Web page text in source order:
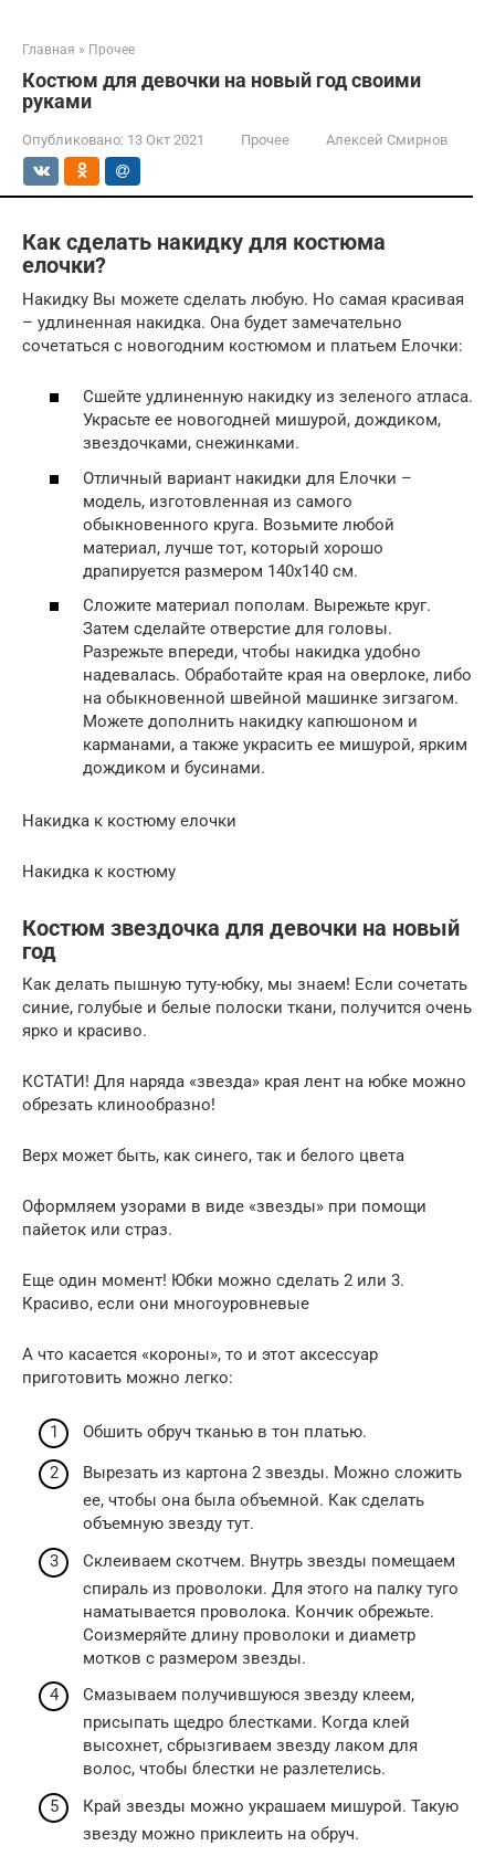
Главная » Прочее
Костюм для девочки на новый год своими
руками
Опубликовано: 13 Окт 2021 Прочее Алексей Смирнов
Как сделать накидку для костюма
елочки?
Накидку Вы можете сделать любую. Но самая красивая
– удлиненная накидка. Она будет замечательно
сочетаться с новогодним костюмом и платьем Елочки:
Сшейте удлиненную накидку из зеленого атласа.
Украсьте ее новогодней мишурой, дождиком,
звездочками, снежинками.
Отличный вариант накидки для Елочки –
модель, изготовленная из самого
обыкновенного круга. Возьмите любой
материал, лучше тот, который хорошо
драпируется размером 140х140 см.
Сложите материал пополам. Вырежьте круг.
Затем сделайте отверстие для головы.
Разрежьте впереди, чтобы накидка удобно
надевалась. Обработайте края на оверлоке, либо
на обыкновенной швейной машинке зигзагом.
Можете дополнить накидку капюшоном и
карманами, а также украсить ее мишурой, ярким
дождиком и бусинами.
Накидка к костюму елочки
Накидка к костюму
Костюм звездочка для девочки на новый
год
Как делать пышную туту-юбку, мы знаем! Если сочетать
синие, голубые и белые полоски ткани, получится очень
ярко и красиво.
КСТАТИ! Для наряда «звезда» края лент на юбке можно
обрезать клинообразно!
Верх может быть, как синего, так и белого цвета
Оформляем узорами в виде «звезды» при помощи
пайеток или страз.
Еще один момент! Юбки можно сделать 2 или 3.
Красиво, если они многоуровневые
А что касается «короны», то и этот аксессуар
приготовить можно легко:
Обшить обруч тканью в тон платью.
Вырезать из картона 2 звезды. Можно сложить
ее, чтобы она была объемной. Как сделать
объемную звезду тут.
Склеиваем скотчем. Внутрь звезды помещаем
спираль из проволоки. Для этого на палку туго
наматывается проволока. Кончик обрежьте.
Соизмеряйте длину проволоки и диаметр
мотков с размером звезды.
Смазываем получившуюся звезду клеем,
присыпать щедро блестками. Когда клей
высохнет, сбрызгиваем звезду лаком для
волос, чтобы блестки не разлетелись.
Край звезды можно украшаем мишурой. Такую
звезду можно приклеить на обруч.